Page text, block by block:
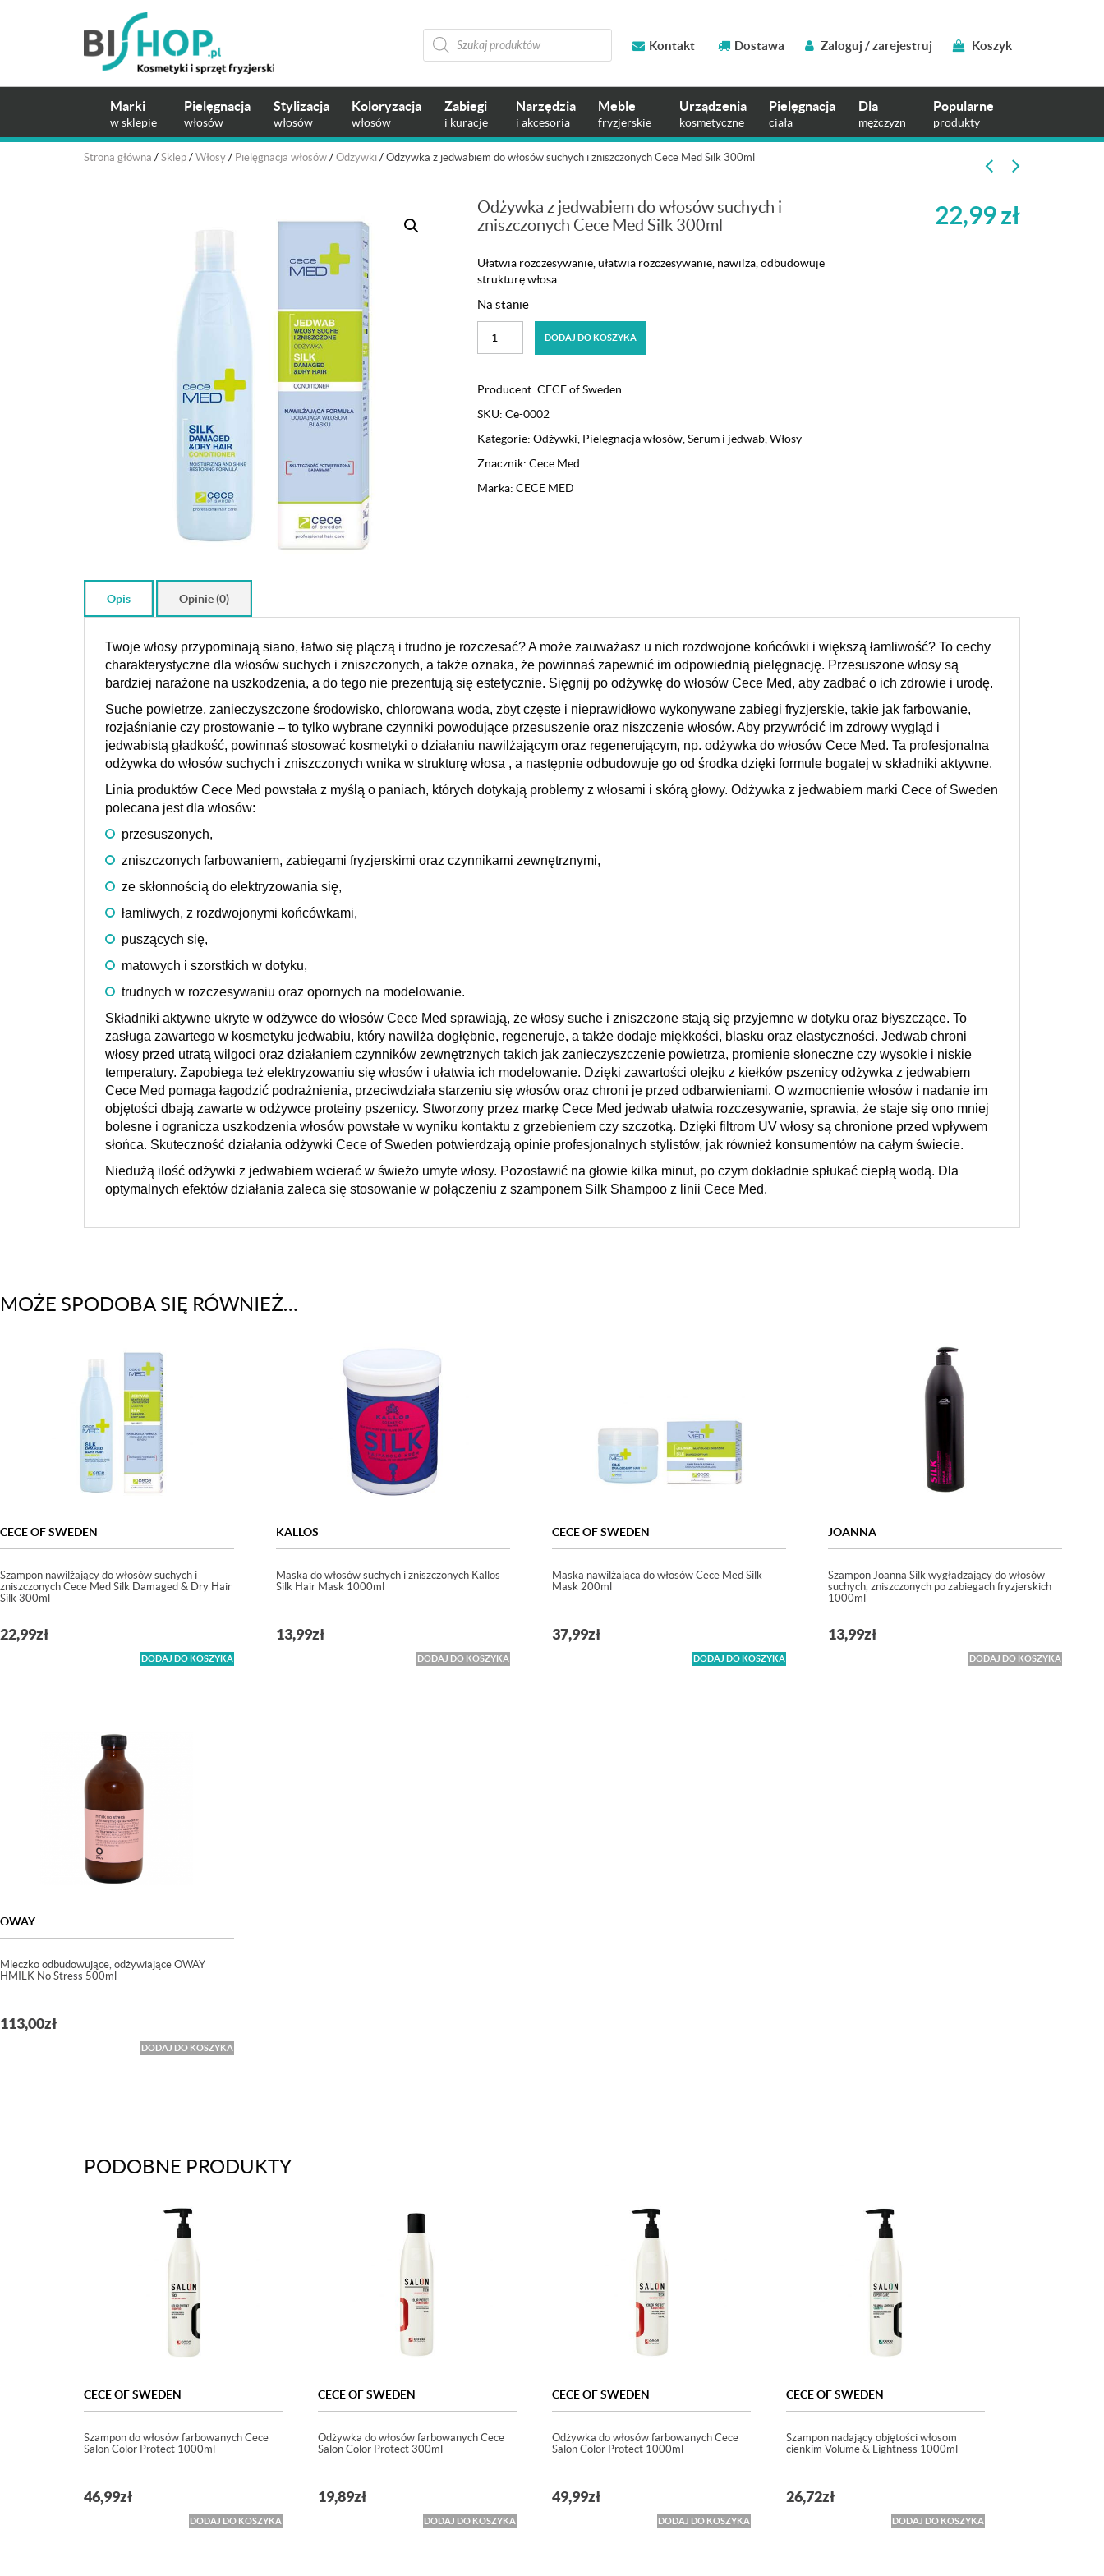
Wyszukiwarka
produktów
Kontakt Dostawa Zaloguj / zarejestruj Koszyk
Marki
w sklepie
Pielęgnacja
włosów
Stylizacja
włosów
Koloryzacja
włosów
Zabiegi
i kuracje
Narzędzia
i akcesoria
Meble
fryzjerskie
Urządzenia
kosmetyczne
Pielęgnacja
ciała
Dla
mężczyzn
Popularne
produkty
Strona główna / Sklep / Włosy / Pielęgnacja włosów / Odżywki / Odżywka z jedwabiem do włosów suchych i zniszczonych Cece Med Silk 300ml
Odżywka z jedwabiem do włosów suchych i
zniszczonych Cece Med Silk 300ml
Ułatwia rozczesywanie, ułatwia rozczesywanie, nawilża, odbudowuje
strukturę włosa
Na stanie
jedwabiem
włosów
suchych
Cece
DODAJ DO KOSZYKA
Producent: CECE of Sweden
SKU: Ce-0002
Kategorie: Odżywki Pielęgnacja włosów, Serum i jedwab, Włosy
Znacznik: Cece Med
Marka: CECE MED
22,99zł
Opis Opinie (0)
Twoje włosy przypominają siano, łatwo się plączą i trudno je rozczesać? A może zauważasz u nich rozdwojone końcówki i większą łamliwość? To cechy
charakterystyczne dla włosów suchych i zniszczonych, a także oznaka, że powinnaś zapewnić im odpowiednią pielęgnację. Przesuszone włosy są
bardziej narażone na uszkodzenia, a do tego nie prezentują się estetycznie. Sięgnij po odżywkę do włosów Cece Med, aby zadbać o ich zdrowie i urodę.
Suche powietrze, zanieczyszczone środowisko, chlorowana woda, zbyt częste i nieprawidłowo wykonywane zabiegi fryzjerskie, takie jak farbowanie,
rozjaśnianie czy prostowanie – to tylko wybrane czynniki powodujące przesuszenie oraz niszczenie włosów. Aby przywrócić im zdrowy wygląd i
jedwabistą gładkość, powinnaś stosować kosmetyki o działaniu nawilżającym oraz regenerującym, np. odżywka do włosów Cece Med. Ta profesjonalna
odżywka do włosów suchych i zniszczonych wnika w strukturę włosa , a następnie odbudowuje go od środka dzięki formule bogatej w składniki aktywne.
Linia produktów Cece Med powstała z myślą o paniach, których dotykają problemy z włosami i skórą głowy. Odżywka z jedwabiem marki Cece of Sweden
polecana jest dla włosów:
przesuszonych,
zniszczonych farbowaniem, zabiegami fryzjerskimi oraz czynnikami zewnętrznymi,
ze skłonnością do elektryzowania się,
łamliwych, z rozdwojonymi końcówkami,
puszących się,
matowych i szorstkich w dotyku,
trudnych w rozczesywaniu oraz opornych na modelowanie.
Składniki aktywne ukryte w odżywce do włosów Cece Med sprawiają, że włosy suche i zniszczone stają się przyjemne w dotyku oraz błyszczące. To
zasługa zawartego w kosmetyku jedwabiu, który nawilża dogłębnie, regeneruje, a także dodaje miękkości, blasku oraz elastyczności. Jedwab chroni
włosy przed utratą wilgoci oraz działaniem czynników zewnętrznych takich jak zanieczyszczenie powietrza, promienie słoneczne czy wysokie i niskie
temperatury. Zapobiega też elektryzowaniu się włosów i ułatwia ich modelowanie. Dzięki zawartości olejku z kiełków pszenicy odżywka z jedwabiem
Cece Med pomaga łagodzić podrażnienia, przeciwdziała starzeniu się włosów oraz chroni je przed odbarwieniami. O wzmocnienie włosów i nadanie im
objętości dbają zawarte w odżywce proteiny pszenicy. Stworzony przez markę Cece Med jedwab ułatwia rozczesywanie, sprawia, że staje się ono mniej
bolesne i ogranicza uszkodzenia włosów powstałe w wyniku kontaktu z grzebieniem czy szczotką. Dzięki filtrom UV włosy są chronione przed wpływem
słońca. Skuteczność działania odżywki Cece of Sweden potwierdzają opinie profesjonalnych stylistów, jak również konsumentów na całym świecie.
Niedużą ilość odżywki z jedwabiem wcierać w świeżo umyte włosy. Pozostawić na głowie kilka minut, po czym dokładnie spłukać ciepłą wodą. Dla
optymalnych efektów działania zaleca się stosowanie w połączeniu z szamponem Silk Shampoo z linii Cece Med.
MOŻE SPODOBA SIĘ RÓWNIEŻ…
CECE OF SWEDEN
Szampon nawilżający do włosów suchych i
zniszczonych Cece Med Silk Damaged & Dry Hair
Silk 300ml
22,99zł
DODAJ DO KOSZYKA
KALLOS
Maska do włosów suchych i zniszczonych Kallos
Silk Hair Mask 1000ml
13,99zł
DODAJ DO KOSZYKA
CECE OF SWEDEN
Maska nawilżająca do włosów Cece Med Silk
Mask 200ml
37,99zł
DODAJ DO KOSZYKA
JOANNA
Szampon Joanna Silk wygładzający do włosów
suchych, zniszczonych po zabiegach fryzjerskich
1000ml
13,99zł
DODAJ DO KOSZYKA
OWAY
Mleczko odbudowujące, odżywiające OWAY
HMILK No Stress 500ml
113,00zł
DODAJ DO KOSZYKA
PODOBNE PRODUKTY
CECE OF SWEDEN
Szampon do włosów farbowanych Cece
Salon Color Protect 1000ml
46,99zł
DODAJ DO KOSZYKA
CECE OF SWEDEN
Odżywka do włosów farbowanych Cece
Salon Color Protect 300ml
19,89zł
DODAJ DO KOSZYKA
CECE OF SWEDEN
Odżywka do włosów farbowanych Cece
Salon Color Protect 1000ml
49,99zł
DODAJ DO KOSZYKA
CECE OF SWEDEN
Szampon nadający objętości włosom
cienkim Volume & Lightness 1000ml
26,72zł
DODAJ DO KOSZYKA